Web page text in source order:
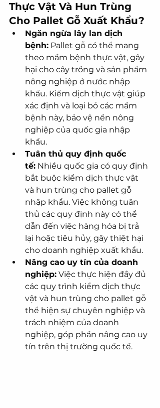
Thực Vật Và Hun Trùng
Cho Pallet Gỗ Xuất Khẩu?
Ngăn ngừa lây lan dịch
bệnh: Pallet gỗ có thể mang
theo mầm bệnh thực vật, gây
hại cho cây trồng và sản phẩm
nông nghiệp ở nước nhập
khẩu. Kiểm dịch thực vật giúp
xác định và loại bỏ các mầm
bệnh này, bảo vệ nền nông
nghiệp của quốc gia nhập
khẩu.
Tuân thủ quy định quốc
tế: Nhiều quốc gia có quy định
bắt buộc kiểm dịch thực vật
và hun trùng cho pallet gỗ
nhập khẩu. Việc không tuân
thủ các quy định này có thể
dẫn đến việc hàng hóa bị trả
lại hoặc tiêu hủy, gây thiệt hại
cho doanh nghiệp xuất khẩu.
Nâng cao uy tín của doanh
nghiệp: Việc thực hiện đầy đủ
các quy trình kiểm dịch thực
vật và hun trùng cho pallet gỗ
thể hiện sự chuyên nghiệp và
trách nhiệm của doanh
nghiệp, góp phần nâng cao uy
tín trên thị trường quốc tế.